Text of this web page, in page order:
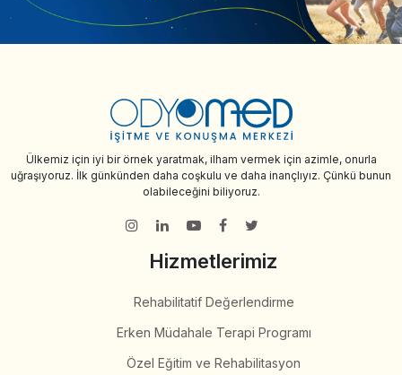
Ülkemiz için iyi bir örnek yaratmak, ilham vermek için azimle, onurla
uğraşıyoruz. İlk günkünden daha coşkulu ve daha inançlıyız. Çünkü bunun
olabileceğini biliyoruz.
Hizmetlerimiz
Rehabilitatif Değerlendirme
Erken Müdahale Terapi Programı
Özel Eğitim ve Rehabilitasyon